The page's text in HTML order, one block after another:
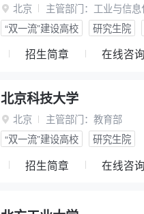
 北京 主管部门： 工业与信息
“双一流”建设高校
研究生院
招生简章 在线咨询
北京科技大学
 北京 主管部门： 教育部
“双一流”建设高校
研究生院
招生简章 在线咨询